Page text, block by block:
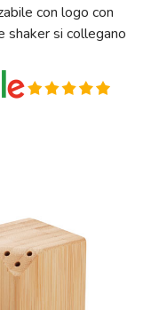
con logo con
shaker si collegano